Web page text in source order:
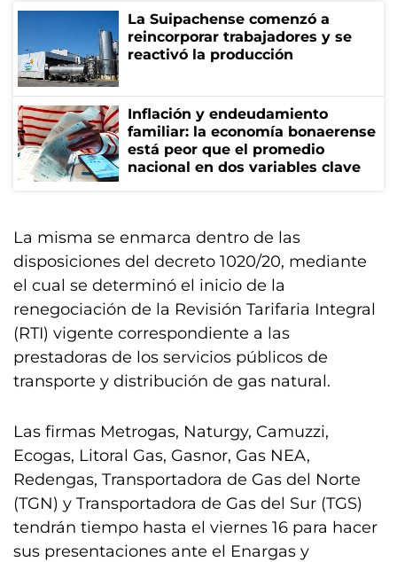
La Suipachense comenzó a
reincorporar trabajadores y se
reactivó la producción
Inflación y endeudamiento
familiar: la economía bonaerense
está peor que el promedio
nacional en dos variables clave
La misma se enmarca dentro de las
disposiciones del decreto 1020/20, mediante
el cual se determinó el inicio de la
renegociación de la Revisión Tarifaria Integral
(RTI) vigente correspondiente a las
prestadoras de los servicios públicos de
transporte y distribución de gas natural.
Las firmas Metrogas, Naturgy, Camuzzi,
Ecogas, Litoral Gas, Gasnor, Gas NEA,
Redengas, Transportadora de Gas del Norte
(TGN) y Transportadora de Gas del Sur (TGS)
tendrán tiempo hasta el viernes 16 para hacer
sus presentaciones ante el Enargas y